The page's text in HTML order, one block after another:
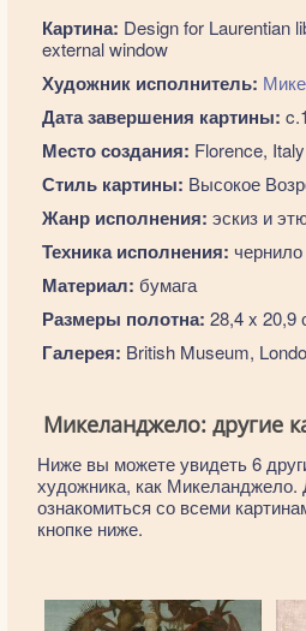
Картина: Design for Laurentian
external window
Художник исполнитель:
Дата завершения картины:
Место создания: Florence, Italy
Стиль картины: Высокое
Жанр исполнения: эскиз и
Техника исполнения: чернило
Материал: бумага
Размеры полотна: 28,4 x 20,9
Галерея: British Museum,
Микеланджело: другие
Ниже вы можете увидеть 6
художника, как Микеланджело.
ознакомиться со всеми
кнопке ниже.